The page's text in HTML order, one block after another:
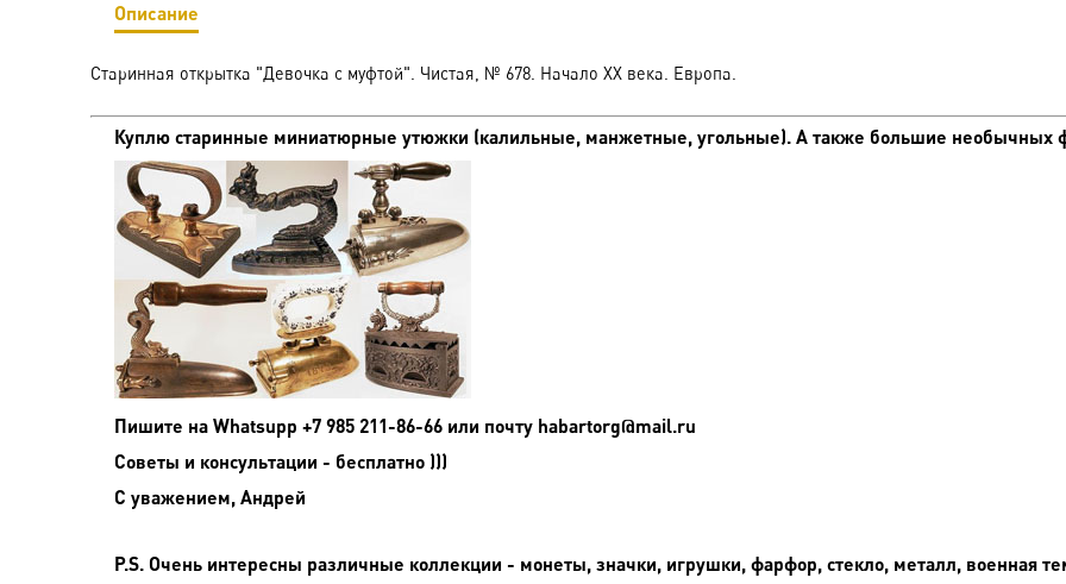
Описание
Старинная открытка "Девочка с муфтой". Чистая, № 678. Начало XX века. Европа.
Куплю старинные миниатюрные утюжки (калильные, манжетные, угольные). А также большие необычных
Пишите на Whatsupp +7 985 211-86-66 или почту habartorg@mail.ru
Советы и консультации - бесплатно )))
С уважением, Андрей
P.S. Очень интересны различные коллекции - монеты, значки, игрушки, фарфор, стекло, металл, военная